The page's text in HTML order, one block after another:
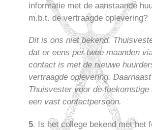
informatie met de aanstaande
m.b.t. de vertraagde oplevering?
Dit is ons niet bekend.
dat er eens per twee maanden
contact is met de nieuwe
vertraagde oplevering.
Thuisvester voor de toekomstige
een vast contactpersoon.
5. Is het college bekend met het